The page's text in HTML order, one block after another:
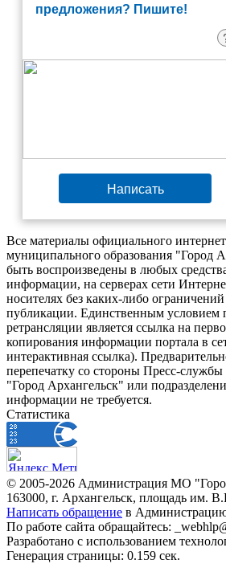
предложения? Пишите!
Написать
Все материалы официального
муниципального образования "Город
быть воспроизведены в любых
информации, на серверах сети
носителях без каких-либо
публикации. Единственным условием
ретрансляции является ссылка на
копирования информации портала в
интерактивная ссылка).
перепечатку со стороны Пресс-
"Город Архангельск" или
информации не требуется.
Статистика
© 2005-2026 Администрация МО
163000, г. Архангельск, площадь им.
Написать обращение в
По работе сайта обращайтесь:
Разработано с использованием
Генерация страницы: 0.159 сек.